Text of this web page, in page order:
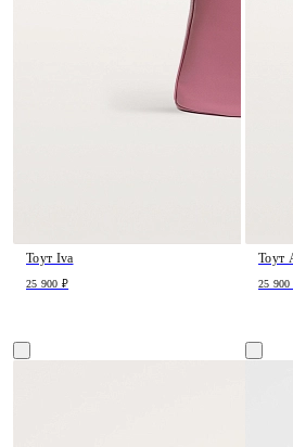
Тоут Iva
25 900 ₽
Тоут
25